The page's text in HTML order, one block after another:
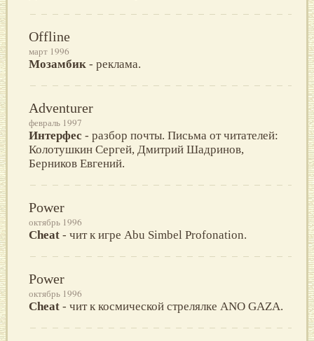
Offline
март 1996
Мозамбик - реклама.
Adventurer
февраль 1997
Интерфес - разбор почты. Письма от читателей:
Колотушкин Сергей, Дмитрий Шадринов,
Берников Евгений.
Power
октябрь 1996
Cheat - чит к игре Abu Simbel Profonation.
Power
октябрь 1996
Cheat - чит к космической стрелялке ANO GAZA.